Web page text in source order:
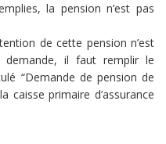
la pension n’est pas
de cette pension n’est
il faut remplir le
“Demande de pension de
caisse primaire d’assurance